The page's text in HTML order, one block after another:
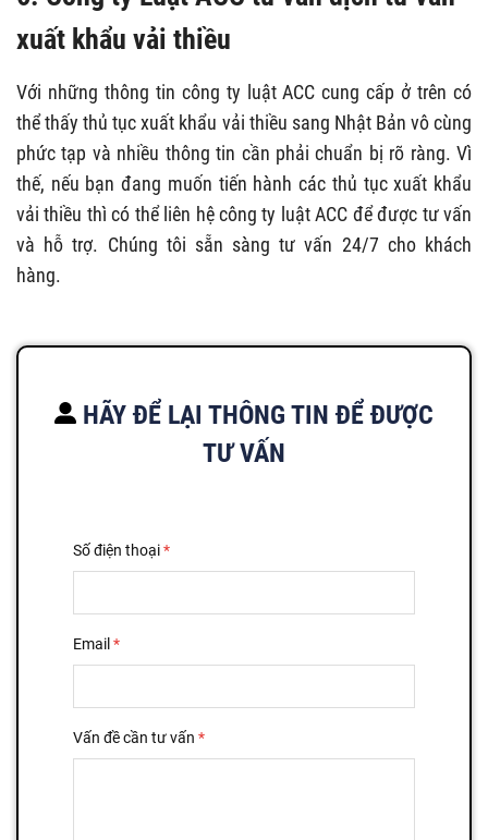
xuất khẩu vải thiều
Với những thông tin công ty luật ACC cung cấp ở trên có
thể thấy thủ tục xuất khẩu vải thiều sang Nhật Bản vô cùng
phức tạp và nhiều thông tin cần phải chuẩn bị rõ ràng. Vì
thế, nếu bạn đang muốn tiến hành các thủ tục xuất khẩu
vải thiều thì có thể liên hệ công ty luật ACC để được tư vấn
và hỗ trợ. Chúng tôi sẵn sàng tư vấn 24/7 cho khách
hàng.
HÃY ĐỂ LẠI THÔNG TIN ĐỂ ĐƯỢC
TƯ VẤN